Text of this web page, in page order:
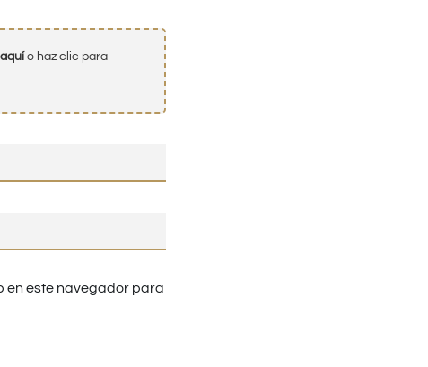
o haz clic para
en este navegador para